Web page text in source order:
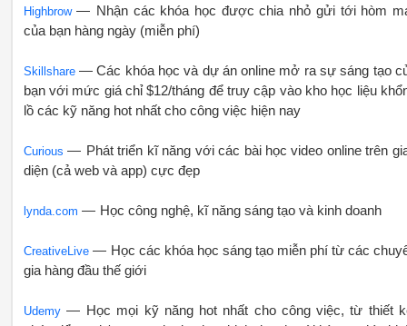
Highbrow— Nhận các khóa học được chia nhỏ gửi tới hòm
của bạn hàng ngày (miễn phí)
Skillshare— Các khóa học và dự án online mở ra sự sáng tạo
bạn với mức giá chỉ $12/tháng để truy cập vào kho học liệu
lồ các kỹ năng hot nhất cho công việc hiện nay
Curious — Phát triển kĩ năng với các bài học video online trên
diện (cả web và app) cực đẹp
lynda.com — Học công nghệ, kĩ năng sáng tạo và kinh doanh
CreativeLive— Học các khóa học sáng tạo miễn phí từ các
gia hàng đầu thế giới
Udemy— Học mọi kỹ năng hot nhất cho công việc, từ thiết